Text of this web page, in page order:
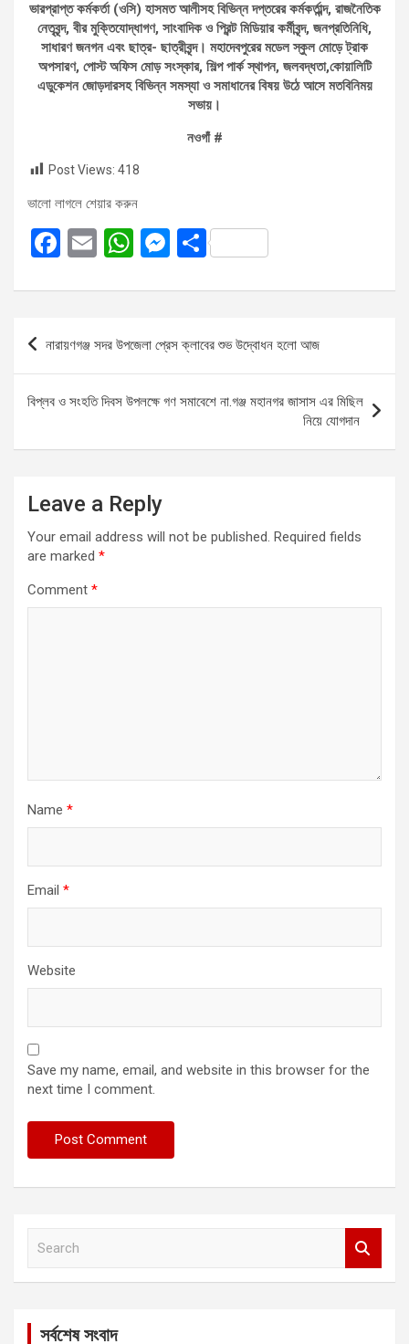
ভারপ্রাপ্ত কর্মকর্তা (ওসি) হাসমত আলীসহ বিভিন্ন দপ্তরের কর্মকর্তাব্ন্দ, রাজনৈতিক
নেতৃবৃন্দ, বীর মুক্তিযোদ্ধাগণ, সাংবাদিক ও প্রিন্ট মিডিয়ার কর্মীবৃন্দ, জনপ্রতিনিধি,
সাধারণ জনগন এবং ছাত্র- ছাত্রীবৃন্দ। মহাদেবপুরের মডেল স্কুল মোড়ে ট্রাক
অপসারণ, পোস্ট অফিস মোড় সংস্কার, শিল্প পার্ক স্থাপন, জলবদ্ধতা,কোয়ালিটি
এডুকেশন জোড়দারসহ বিভিন্ন সমস্যা ও সমাধানের বিষয় উঠে আসে মতবিনিময়
সভায়।
নওগাঁ #
Post Views: 418
ভালো লাগলে শেয়ার করুন
F
ce
o
o
E
ail
W
at
A
p
p
M
se
g
er
S
ar
Post
নারায়ণগঞ্জ সদর উপজেলা প্রেস ক্লাবের শুভ উদ্বোধন হলো আজ
বিপ্লব ও সংহতি দিবস উপলক্ষে গণ সমাবেশে না.গঞ্জ মহানগর জাসাস এর মিছিল
নিয়ে যোগদান
Leave a Reply
Your email address will not be published. Required fields
are marked *
Comment *
Name *
Email *
Website
Save my name, email, and website in this browser for the
next time I comment.
সর্বশেষ সংবাদ